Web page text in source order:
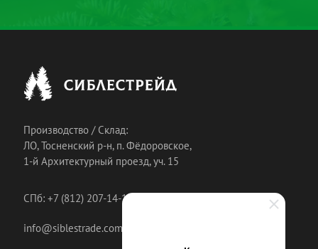
Производство / Склад:
ЛО, Тосненский р-н, п. Фёдоровское,
1-й Архитектурный проезд, уч. 15
СПб: +7 (812) 207-14-18
info@siblestrade.com